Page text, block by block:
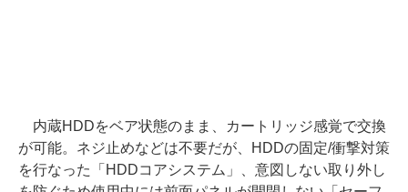
内蔵HDDをベア状態のまま、カートリッジ感覚で交換
が可能。ネジ止めなどは不要だが、HDDの固定/衝撃対策
を行なった「HDDコアシステム」、意図しない取り外し